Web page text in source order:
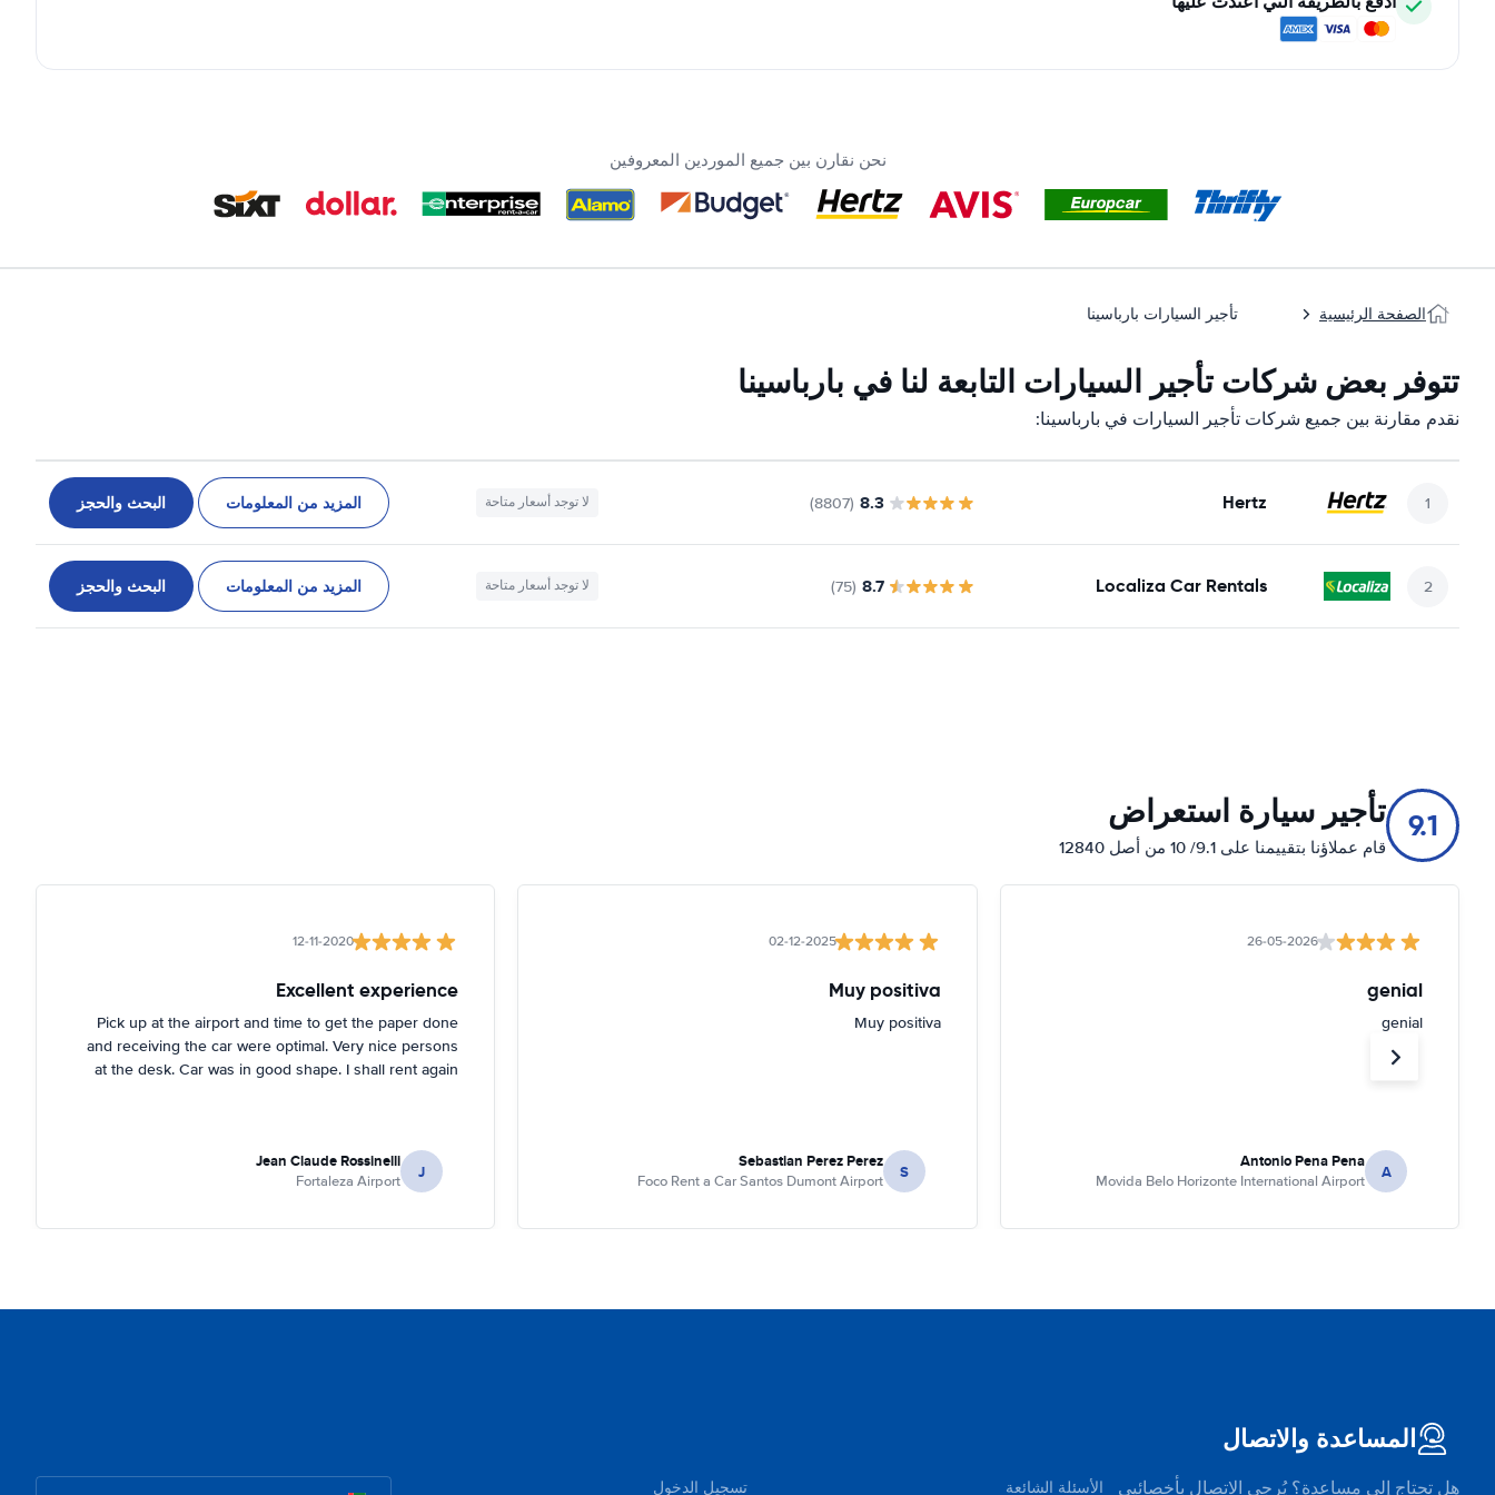
نحن نقارن بين جميع الموردين المعروفين
الصفحة الرئيسية تأجير السيارات بارباسينا
تتوفر بعض شركات تأجير السيارات التابعة لنا في بارباسينا
نقدم مقارنة بين جميع شركات تأجير السيارات في بارباسينا:
Hertz
8.3
(8807) لا توجد أسعار متاحة المزيد من المعلومات البحث والحجز
Localiza Car Rentals
8.7
(75) لا توجد أسعار متاحة المزيد من المعلومات البحث والحجز
9.1 تأجير سيارة استعراض
قام عملاؤنا بتقييمنا على 9.1/ 10 من أصل 12840
26-05-2026
genial
genial
A
Antonio Pena Pena
Movida Belo Horizonte International Airport
02-12-2025
Muy positiva
Muy positiva
S
Sebastian Perez Perez
Foco Rent a Car Santos Dumont Airport
12-11-2020
Excellent experience
Pick up at the airport and time to get the paper done
and receiving the car were optimal. Very nice persons
at the desk. Car was in good shape. I shall rent again
J
Jean Claude Rossinelli
Fortaleza Airport
المساعدة والاتصال
هل تحتاج إلى مساعدة؟ يُرجى الاتصال بأخصائيي الأسئلة الشائعة تسجيل الدخول